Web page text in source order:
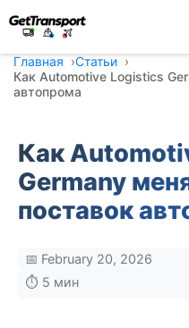
Главная
Статьи
Как Automotive Logistics
автопрома
Как
Germany
поставок
📅 February 20, 2026
⏱️ 5 мин